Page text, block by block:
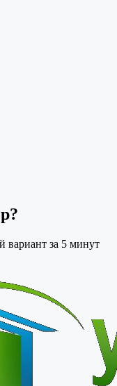
за 5 минут